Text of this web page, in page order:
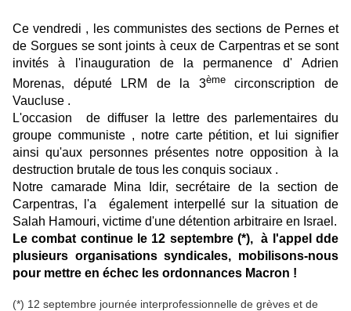
Ce vendredi , les communistes des sections de Pernes et
de Sorgues se sont joints à ceux de Carpentras et se sont
invités à l'inauguration de la permanence d' Adrien
Morenas, député LRM de la 3èmecirconscription de
Vaucluse .
L'occasion de diffuser la lettre des parlementaires du
groupe communiste , notre carte pétition, et lui signifier
ainsi qu'aux personnes présentes notre opposition à la
destruction brutale de tous les conquis sociaux .
Notre camarade Mina Idir, secrétaire de la section de
Carpentras, l'a également interpellé sur la situation de
Salah Hamouri, victime d'une détention arbitraire en Israel.
Le combat continue le 12 septembre (*), à l'appel dde
plusieurs organisations syndicales, mobilisons-nous
pour mettre en échec les ordonnances Macron !
(*) 12 septembre journée interprofessionnelle de grèves et de